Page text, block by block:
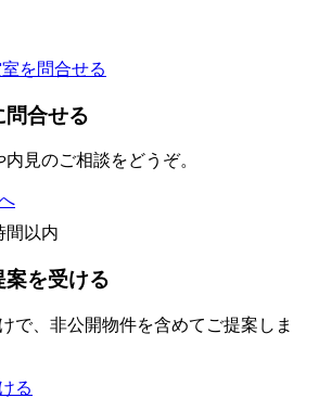
を問合せる
問合せる
見のご相談をどうぞ。
間以内
を受ける
で、非公開物件を含めてご提案しま
る